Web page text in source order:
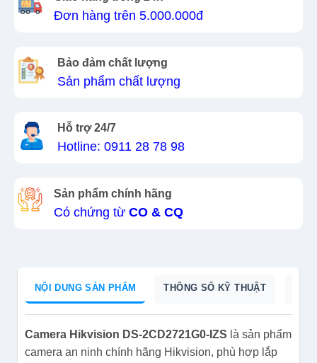
Đơn hàng trên 5.000.000đ
Bảo đảm chất lượng
Sản phẩm chất lượng
Hỗ trợ 24/7
Hotline: 0911 28 78 98
Sản phẩm chính hãng
Có chứng từ CO & CQ
NỘI DUNG SẢN PHẨM THÔNG SỐ KỸ THUẬT
Camera Hikvision DS-2CD2721G0-IZS là sản phẩm
camera an ninh chính hãng Hikvision, phù hợp lắp